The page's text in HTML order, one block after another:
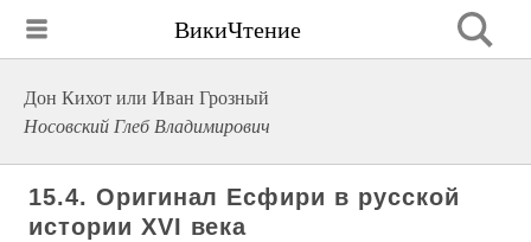
ВикиЧтение
Дон Кихот или Иван Грозный
Носовский Глеб Владимирович
15.4. Оригинал Есфири в русской
истории XVI века